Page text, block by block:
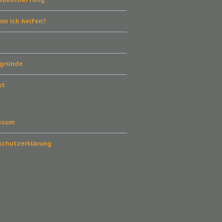
ich helfen?